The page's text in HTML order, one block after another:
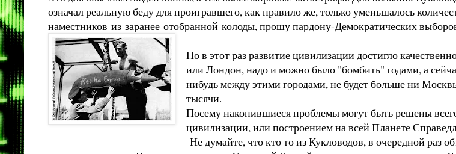
означал реальную беду для проигравшего, как правило же, только уменьшалось
наместников из заранее отобранной колоды, прошу пардону-Демократических
Но в этот раз развитие цивилизации достигло
или Лондон, надо и можно было "бомбить" годами, а
нибудь между этими городами, не будет больше ни
тысячи.
Посему накопившиеся проблемы могут быть решены
цивилизации, или построением на всей Планете
Не думайте, что кто то из Кукловодов, в очередной раз